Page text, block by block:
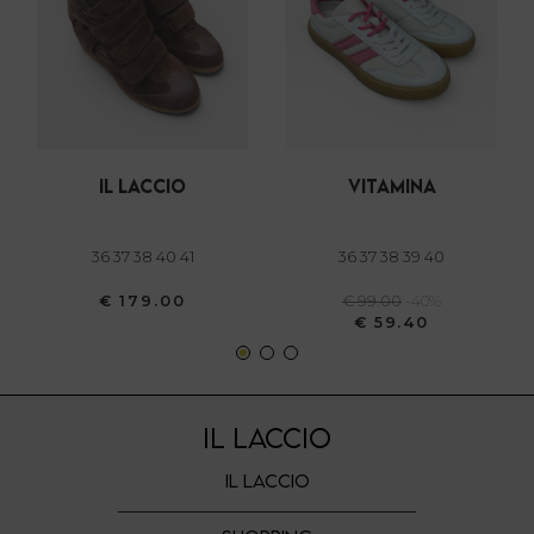
dalla Dichiarazione sui cookie.
Utilizziamo i cookie per personalizzare contenuti ed
annunci, per fornire funzionalità dei social media e per
nostri partner che si occupano di analisi dei dati web,
con altre informazioni che ha fornito loro o che hanno
il laccio
36 37 38 40 41
€ 179.00
vitamina
36 37 38 39 40
€ 99.00
-40%
€ 59.40
IL LACCIO
IL LACCIO